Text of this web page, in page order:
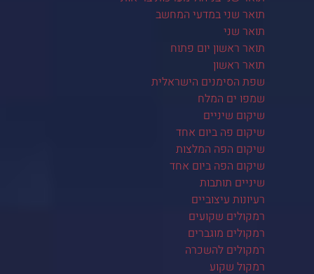
תואר שני במדעי המחשב
תואר שני
תואר ראשון יום פתוח
תואר ראשון
שפת הסימנים הישראלית
שמפו ים המלח
שיקום שיניים
שיקום פה ביום אחד
שיקום הפה המלצות
שיקום הפה ביום אחד
שיניים תותבות
רעיונות עיצוביים
רמקולים שקועים
רמקולים מוגברים
רמקולים להשכרה
רמקול שקוע